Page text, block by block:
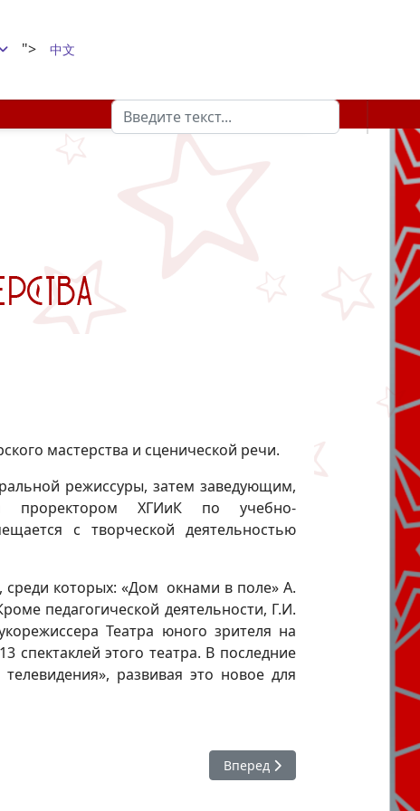
"> 中文
Поиск
мастерства и сценической речи.
режиссуры, затем заведующим,
проректором ХГИиК по учебно-
с творческой деятельностью
среди которых: «Дом окнами в поле» А.
педагогической деятельности, Г.И.
Театра юного зрителя на
этого театра. В последние
развивая это новое для
Следующий: Шутов Анатолий
Вперед